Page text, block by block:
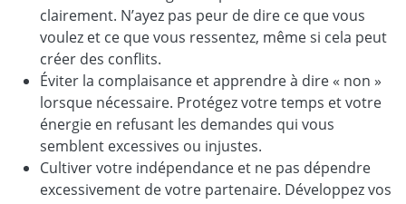
clairement. N’ayez pas peur de dire ce que vous
voulez et ce que vous ressentez, même si cela peut
créer des conflits.
Éviter la complaisance et apprendre à dire « non »
lorsque nécessaire. Protégez votre temps et votre
énergie en refusant les demandes qui vous
semblent excessives ou injustes.
Cultiver votre indépendance et ne pas dépendre
excessivement de votre partenaire. Développez vos